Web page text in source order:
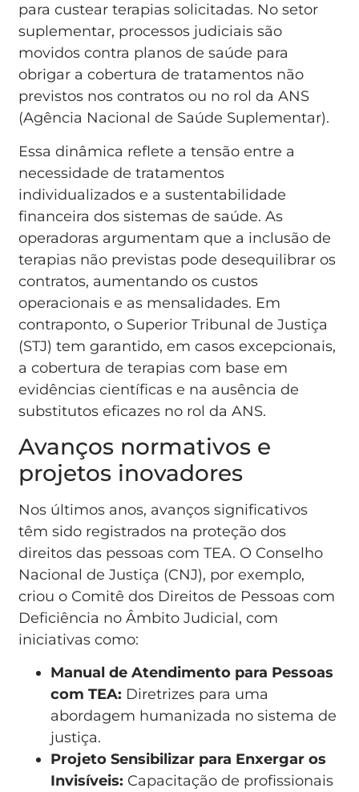
para custear terapias solicitadas. No setor
suplementar, processos judiciais são
movidos contra planos de saúde para
obrigar a cobertura de tratamentos não
previstos nos contratos ou no rol da ANS
(Agência Nacional de Saúde Suplementar).
Essa dinâmica reflete a tensão entre a
necessidade de tratamentos
individualizados e a sustentabilidade
financeira dos sistemas de saúde. As
operadoras argumentam que a inclusão de
terapias não previstas pode desequilibrar os
contratos, aumentando os custos
operacionais e as mensalidades. Em
contraponto, o Superior Tribunal de Justiça
(STJ) tem garantido, em casos excepcionais,
a cobertura de terapias com base em
evidências científicas e na ausência de
substitutos eficazes no rol da ANS.
Avanços normativos e
projetos inovadores
Nos últimos anos, avanços significativos
têm sido registrados na proteção dos
direitos das pessoas com TEA. O Conselho
Nacional de Justiça (CNJ), por exemplo,
criou o Comitê dos Direitos de Pessoas com
Deficiência no Âmbito Judicial, com
iniciativas como:
Manual de Atendimento para Pessoas
com TEA: Diretrizes para uma
abordagem humanizada no sistema de
justiça.
Projeto Sensibilizar para Enxergar os
Invisíveis: Capacitação de profissionais